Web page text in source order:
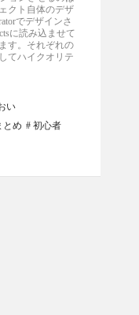
クト自体のデザ
でデザインさ
に読み込ませて
す。それぞれの
てハイクオリテ
い
とめ 初心者